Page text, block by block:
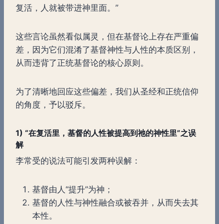
复活，人就被带进神里面。”
这些言论虽然看似属灵，但在基督论上存在严重偏
差，因为它们混淆了基督神性与人性的本质区别，
从而违背了正统基督论的核心原则。
为了清晰地回应这些偏差，我们从圣经和正统信仰
的角度，予以驳斥。
1) “在复活里，基督的人性被提高到祂的神性里”之误
解
李常受的说法可能引发两种误解：
基督由人“提升”为神；
基督的人性与神性融合或被吞并，从而失去其
本性。